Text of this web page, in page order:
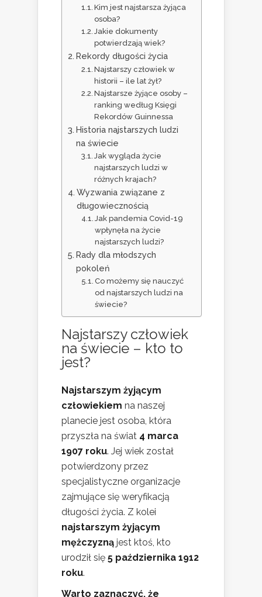
Kim jest najstarsza żyjąca
osoba?
Jakie dokumenty
potwierdzają wiek?
Rekordy długości życia
Najstarszy człowiek w
historii – ile lat żył?
Najstarsze żyjące osoby –
ranking według Księgi
Rekordów Guinnessa
Historia najstarszych ludzi
na świecie
Jak wygląda życie
najstarszych ludzi w
różnych krajach?
Wyzwania związane z
długowiecznością
Jak pandemia Covid-19
wpłynęła na życie
najstarszych ludzi?
Rady dla młodszych
pokoleń
Co możemy się nauczyć
od najstarszych ludzi na
świecie?
Najstarszy człowiek
na świecie – kto to
jest?
Najstarszym żyjącym
człowiekiem na naszej
planecie jest osoba, która
przyszła na świat 4 marca
1907 roku. Jej wiek został
potwierdzony przez
specjalistyczne organizacje
zajmujące się weryfikacją
długości życia. Z kolei
najstarszym żyjącym
mężczyzną jest ktoś, kto
urodził się 5 października 1912
roku.
Warto zaznaczyć, że